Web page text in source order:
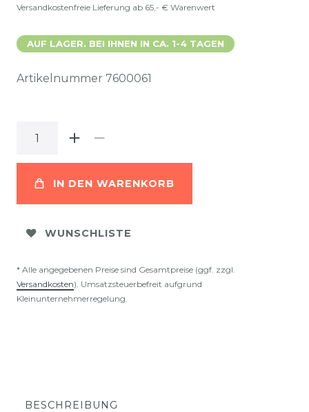
Versandkostenfreie Lieferung ab 65,- € Warenwert
AUF LAGER. BEI IHNEN IN CA. 1-4 TAGEN
Artikelnummer 7600061
IN DEN WARENKORB
WUNSCHLISTE
* Alle angegebenen Preise sind Gesamtpreise (ggf. zzgl.
Versandkosten). Umsatzsteuerbefreit aufgrund
Kleinunternehmerregelung.
BESCHREIBUNG